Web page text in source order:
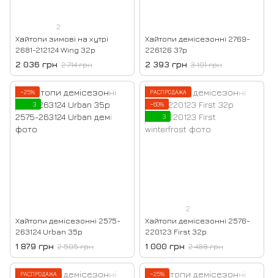
2
Хайтопи зимові на хутрі
2681-212124 Wing 32р
2 036 грн 2 714 грн
Хайтопи демісезонні 2769-
226126 37р
2 393 грн 3 191 грн
−25%
3
Хайтопи демісезонні 2575-
263124 Urban 35р
1 879 грн 2 505 грн
РАСПРОДАЖА
−60%
3
2
Хайтопи демісезонні 2576-
220123 First 32р
1 000 грн 2 488 грн
РАСПРОДАЖА
−25%